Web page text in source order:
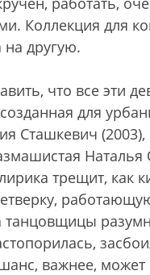
Коллекция для
на другую.
что все эти
для
Сташкевич
трещит, как
танцовщицы
важнее, может